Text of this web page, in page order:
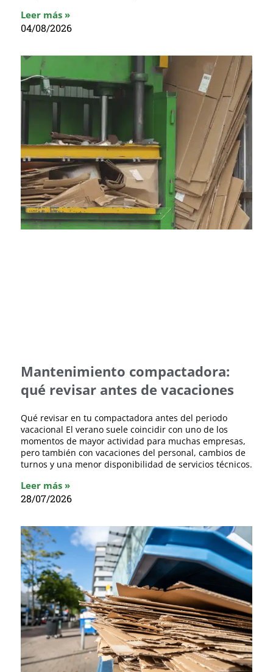
Leer más »
04/08/2026
Mantenimiento compactadora:
qué revisar antes de vacaciones
Qué revisar en tu compactadora antes del periodo
vacacional El verano suele coincidir con uno de los
momentos de mayor actividad para muchas empresas,
pero también con vacaciones del personal, cambios de
turnos y una menor disponibilidad de servicios técnicos.
Leer más »
28/07/2026